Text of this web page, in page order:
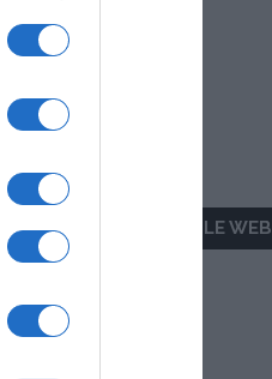
AILLEURS SUR LE WEB